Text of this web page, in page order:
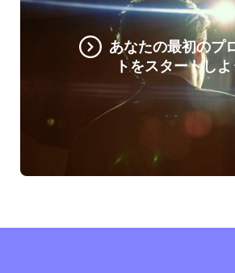
あなたの最初のプ
トをスタートしよ